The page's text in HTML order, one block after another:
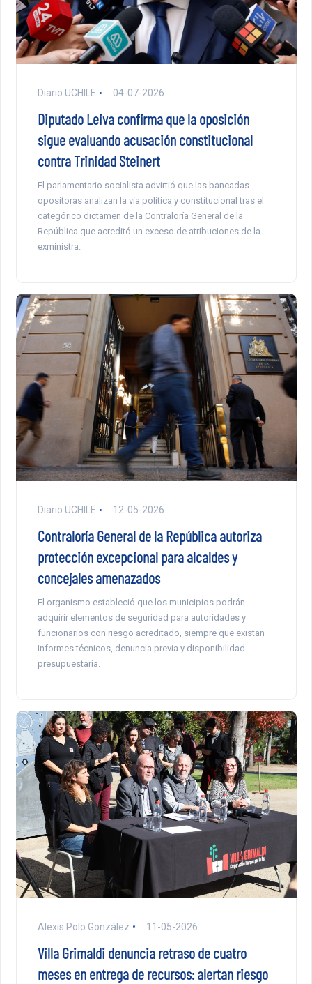
Diario UCHILE 04-07-2026
Diputado Leiva confirma que la oposición
sigue evaluando acusación constitucional
contra Trinidad Steinert
El parlamentario socialista advirtió que las bancadas
opositoras analizan la vía política y constitucional tras el
categórico dictamen de la Contraloría General de la
República que acreditó un exceso de atribuciones de la
exministra.
Diario UCHILE 12-05-2026
Contraloría General de la República autoriza
protección excepcional para alcaldes y
concejales amenazados
El organismo estableció que los municipios podrán
adquirir elementos de seguridad para autoridades y
funcionarios con riesgo acreditado, siempre que existan
informes técnicos, denuncia previa y disponibilidad
presupuestaria.
Alexis Polo González 11-05-2026
Villa Grimaldi denuncia retraso de cuatro
meses en entrega de recursos: alertan riesgo